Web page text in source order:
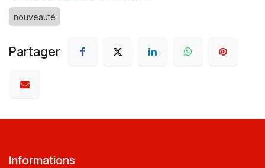
nouveauté
Partager
Informations